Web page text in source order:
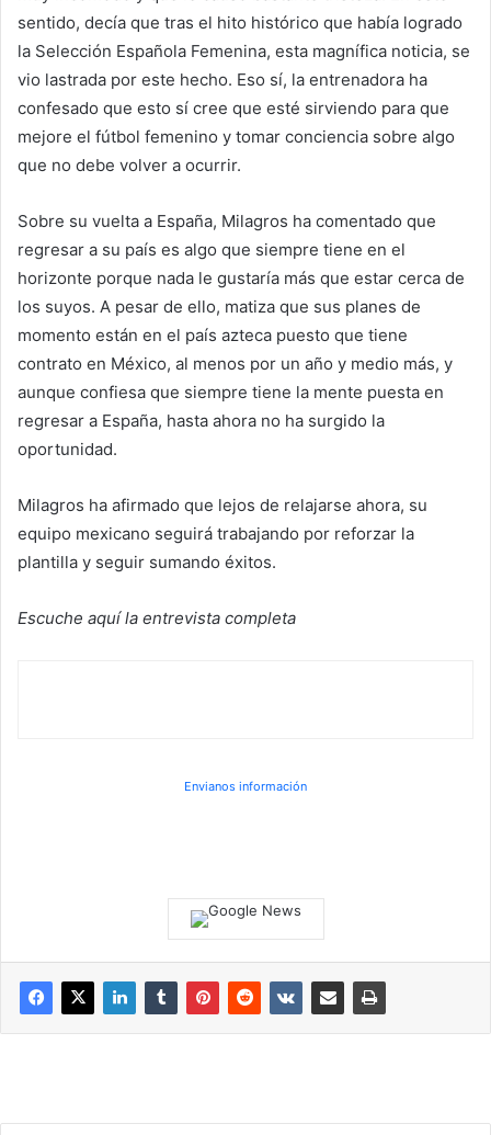
sentido, decía que tras el hito histórico que había logrado
la Selección Española Femenina, esta magnífica noticia, se
vio lastrada por este hecho. Eso sí, la entrenadora ha
confesado que esto sí cree que esté sirviendo para que
mejore el fútbol femenino y tomar conciencia sobre algo
que no debe volver a ocurrir.
Sobre su vuelta a España, Milagros ha comentado que
regresar a su país es algo que siempre tiene en el
horizonte porque nada le gustaría más que estar cerca de
los suyos. A pesar de ello, matiza que sus planes de
momento están en el país azteca puesto que tiene
contrato en México, al menos por un año y medio más, y
aunque confiesa que siempre tiene la mente puesta en
regresar a España, hasta ahora no ha surgido la
oportunidad.
Milagros ha afirmado que lejos de relajarse ahora, su
equipo mexicano seguirá trabajando por reforzar la
plantilla y seguir sumando éxitos.
Escuche aquí la entrevista completa
Envianos información